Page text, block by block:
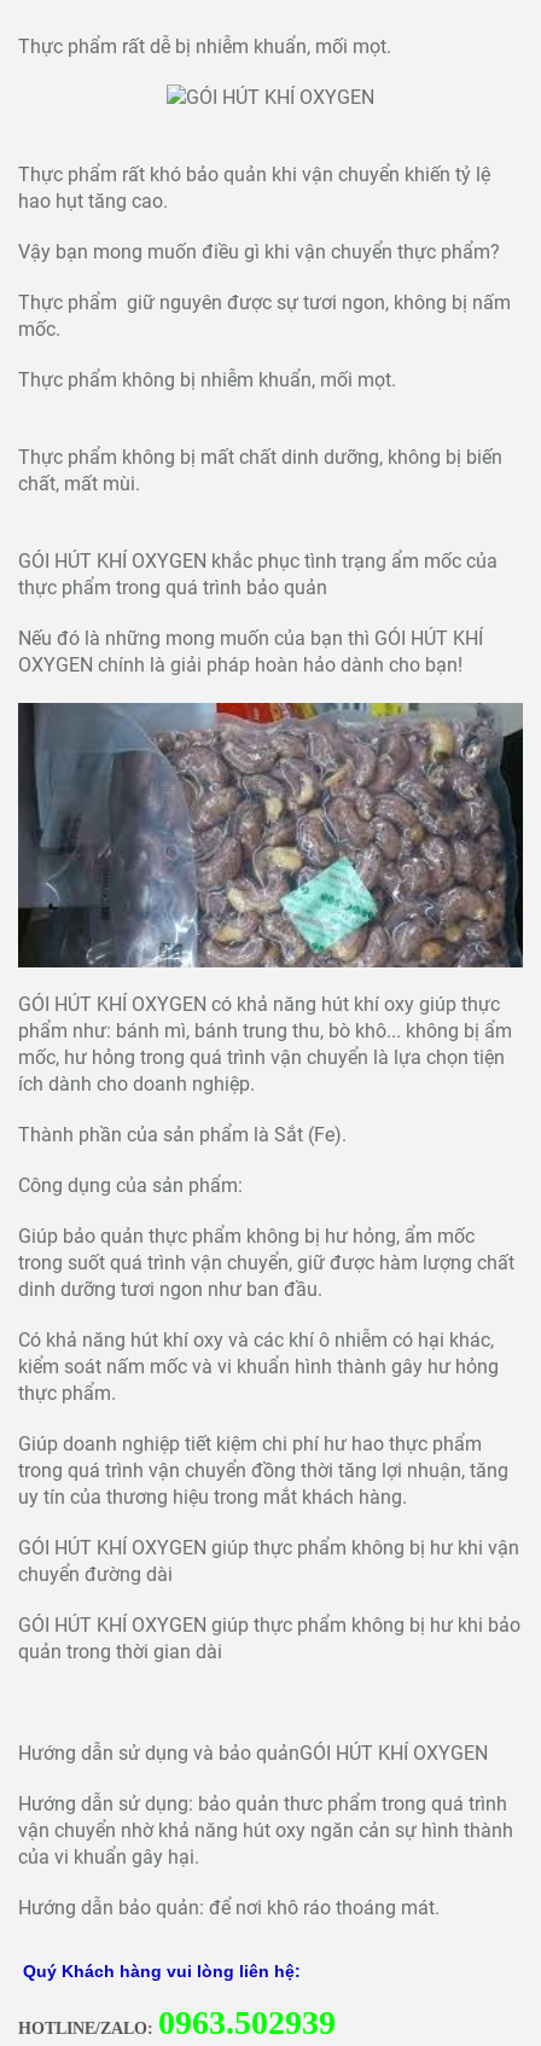
Thực phẩm rất dễ bị nhiễm khuẩn, mối mọt.
Thực phẩm rất khó bảo quản khi vận chuyển khiến tỷ lệ
hao hụt tăng cao.
Vậy bạn mong muốn điều gì khi vận chuyển thực phẩm?
Thực phẩm giữ nguyên được sự tươi ngon, không bị nấm
mốc.
Thực phẩm không bị nhiễm khuẩn, mối mọt.
Thực phẩm không bị mất chất dinh dưỡng, không bị biến
chất, mất mùi.
GÓI HÚT KHÍ OXYGEN khắc phục tình trạng ẩm mốc của
thực phẩm trong quá trình bảo quản
Nếu đó là những mong muốn của bạn thì GÓI HÚT KHÍ
OXYGEN chính là giải pháp hoàn hảo dành cho bạn!
GÓI HÚT KHÍ OXYGEN có khả năng hút khí oxy giúp thực
phẩm như: bánh mì, bánh trung thu, bò khô... không bị ẩm
mốc, hư hỏng trong quá trình vận chuyển là lựa chọn tiện
ích dành cho doanh nghiệp.
Thành phần của sản phẩm là Sắt (Fe).
Công dụng của sản phẩm:
Giúp bảo quản thực phẩm không bị hư hỏng, ẩm mốc
trong suốt quá trình vận chuyển, giữ được hàm lượng chất
dinh dưỡng tươi ngon như ban đầu.
Có khả năng hút khí oxy và các khí ô nhiễm có hại khác,
kiểm soát nấm mốc và vi khuẩn hình thành gây hư hỏng
thực phẩm.
Giúp doanh nghiệp tiết kiệm chi phí hư hao thực phẩm
trong quá trình vận chuyển đồng thời tăng lợi nhuận, tăng
uy tín của thương hiệu trong mắt khách hàng.
GÓI HÚT KHÍ OXYGEN giúp thực phẩm không bị hư khi vận
chuyển đường dài
GÓI HÚT KHÍ OXYGEN giúp thực phẩm không bị hư khi bảo
quản trong thời gian dài
Hướng dẫn sử dụng và bảo quảnGÓI HÚT KHÍ OXYGEN
Hướng dẫn sử dụng: bảo quản thưc phẩm trong quá trình
vận chuyển nhờ khả năng hút oxy ngăn cản sự hình thành
của vi khuẩn gây hại.
Hướng dẫn bảo quản: để nơi khô ráo thoáng mát.
Quý Khách hàng vui lòng liên hệ:
HOTLINE/ZALO: 0963.502939